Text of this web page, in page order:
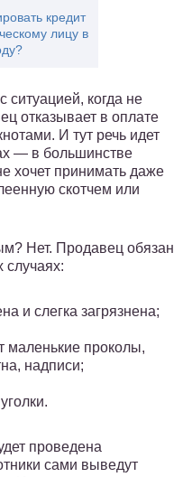
кредит
лицу в
ситуацией, когда не
отказывает в оплате
И тут речь идет
— в большинстве
хочет принимать даже
скотчем или
Нет. Продавец обязан
случаях:
и слегка загрязнена;
маленькие проколы,
надписи;
проведена
сами выведут